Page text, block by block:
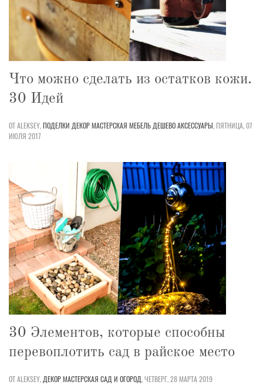
Что можно сделать из остатков кожи.
30 Идей
ОТ ALEKSEY,ПОДЕЛКИ ДЕКОРМАСТЕРСКАЯ МЕБЕЛЬ ДЕШЕВОАКСЕССУАРЫ,ПЯТНИЦА, 07
ИЮЛЯ 2017
30 Элементов, которые способны
перевоплотить сад в райское место
ОТ ALEKSEY, ДЕКОРМАСТЕРСКАЯ САД И ОГОРОД,ЧЕТВЕРГ, 28 МАРТА 2019